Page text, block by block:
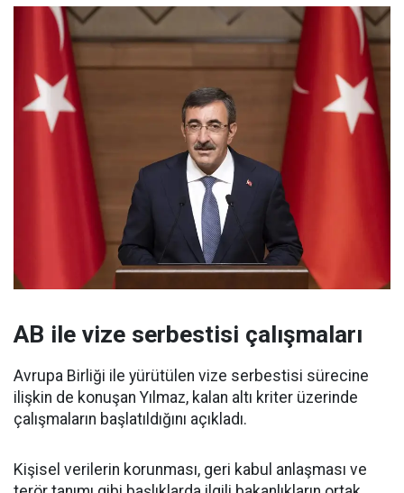
AB ile vize serbestisi çalışmaları
Avrupa Birliği ile yürütülen vize serbestisi sürecine
ilişkin de konuşan Yılmaz, kalan altı kriter üzerinde
çalışmaların başlatıldığını açıkladı.
Kişisel verilerin korunması, geri kabul anlaşması ve